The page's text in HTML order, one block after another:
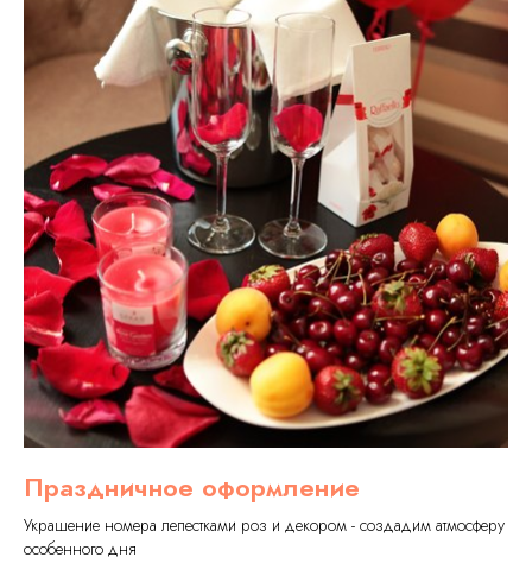
Праздничное оформление
Украшение номера лепестками роз и декором - создадим атмосферу
особенного дня